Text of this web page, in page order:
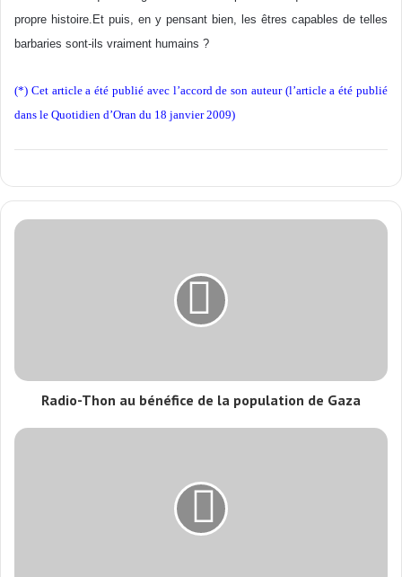
propre histoire.Et puis, en y pensant bien, les êtres capables de telles
barbaries sont-ils vraiment humains ?
(*) Cet article a été publié avec l’accord de son auteur (l’article a été publié
dans le Quotidien d’Oran du 18 janvier 2009)
Radio-Thon au bénéfice de la population de Gaza